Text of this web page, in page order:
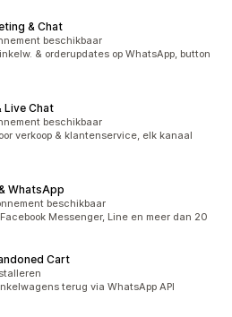
& Chat
beschikbaar
& orderupdates op WhatsApp, button
Live Chat
beschikbaar
verkoop & klantenservice, elk kanaal
WhatsApp
beschikbaar
Messenger, Line en meer dan 20
Cart
terug via WhatsApp API